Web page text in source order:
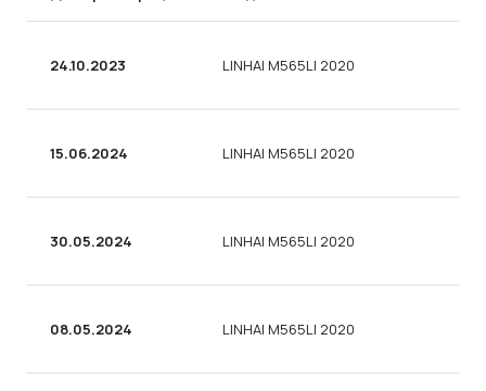
24.10.2023 LINHAI M565LI 2020
15.06.2024 LINHAI M565LI 2020
30.05.2024 LINHAI M565LI 2020
08.05.2024 LINHAI M565LI 2020